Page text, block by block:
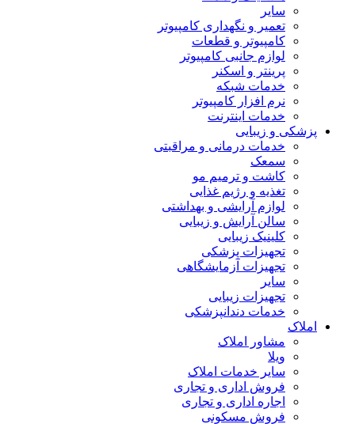
سایر
تعمیر و نگهداری کامپیوتر
کامپیوتر و قطعات
لوازم جانبی کامپیوتر
پرینتر و اسکنر
خدمات شبکه
نرم افزار کامپیوتر
خدمات اینترنت
پزشکی و زیبایی
خدمات درمانی و مراقبتی
سمعک
کاشت و ترمیم مو
تغذیه و رژیم غذایی
لوازم آرایشی و بهداشتی
سالن آرایش و زیبایی
کلینیک زیبایی
تجهیزات پزشکی
تجهیزات آزمایشگاهی
سایر
تجهیزات زیبایی
خدمات دندانپزشکی
املاک
مشاور املاک
ویلا
سایر خدمات املاک
فروش اداری و تجاری
اجاره اداری و تجاری
فروش مسکونی